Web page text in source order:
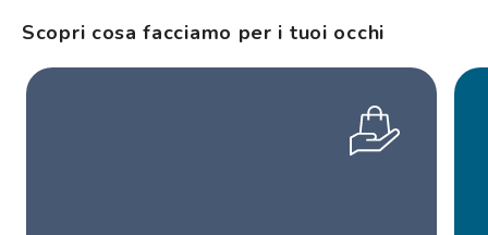
Scopri cosa facciamo per i tuoi occhi